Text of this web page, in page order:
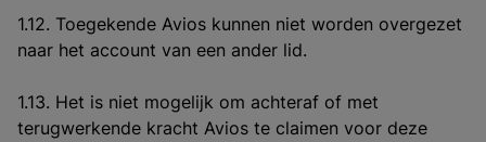
1.12. Toegekende Avios kunnen niet worden overgezet
naar het account van een ander lid.
1.13. Het is niet mogelijk om achteraf of met
terugwerkende kracht Avios te claimen voor deze